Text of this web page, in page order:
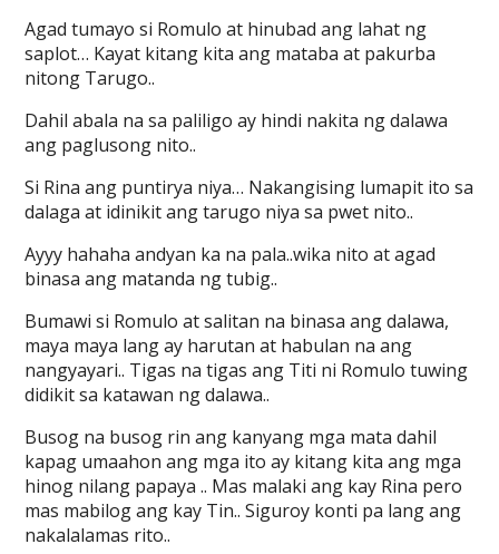
Agad tumayo si Romulo at hinubad ang lahat ng
saplot… Kayat kitang kita ang mataba at pakurba
nitong Tarugo..
Dahil abala na sa paliligo ay hindi nakita ng dalawa
ang paglusong nito..
Si Rina ang puntirya niya… Nakangising lumapit ito sa
dalaga at idinikit ang tarugo niya sa pwet nito..
Ayyy hahaha andyan ka na pala..wika nito at agad
binasa ang matanda ng tubig..
Bumawi si Romulo at salitan na binasa ang dalawa,
maya maya lang ay harutan at habulan na ang
nangyayari.. Tigas na tigas ang Titi ni Romulo tuwing
didikit sa katawan ng dalawa..
Busog na busog rin ang kanyang mga mata dahil
kapag umaahon ang mga ito ay kitang kita ang mga
hinog nilang papaya .. Mas malaki ang kay Rina pero
mas mabilog ang kay Tin.. Siguroy konti pa lang ang
nakalalamas rito..